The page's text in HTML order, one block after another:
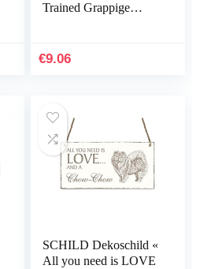
Trained Grappige
€9.06
SCHILD Dekoschild «
All you need is LOVE